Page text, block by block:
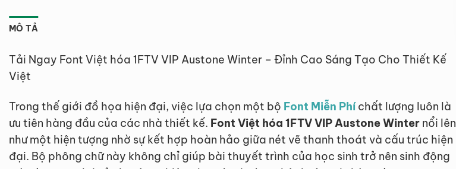
MÔ TẢ
Tải Ngay Font Việt hóa 1FTV VIP Austone Winter – Đỉnh Cao Sáng Tạo Cho Thiết Kế
Việt
Trong thế giới đồ họa hiện đại, việc lựa chọn một bộ Font Miễn Phíchất lượng luôn là
ưu tiên hàng đầu của các nhà thiết kế. Font Việt hóa 1FTV VIP Austone Winter nổi lên
như một hiện tượng nhờ sự kết hợp hoàn hảo giữa nét vẽ thanh thoát và cấu trúc hiện
đại. Bộ phông chữ này không chỉ giúp bài thuyết trình của học sinh trở nên sinh động